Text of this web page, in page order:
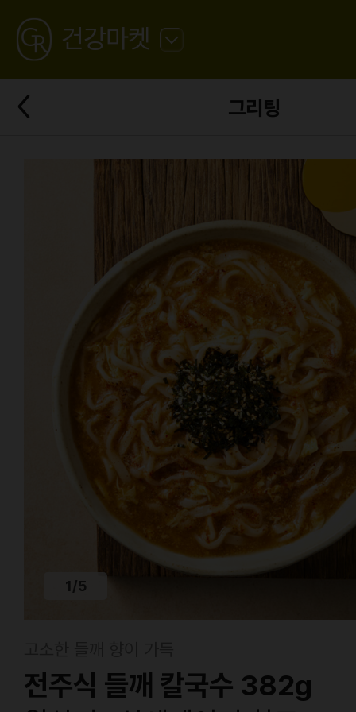
GREATING
건강마켓
로
그리팅
뒤
로
가
1/5
전주식 들깨 칼국수 382g